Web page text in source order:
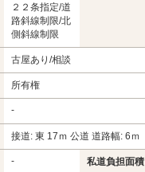
２２条指定/道
路斜線制限/北
側斜線制限
古屋あり/相談
所有権
-
接道: 東 17ｍ 公道 道路幅: 6ｍ
- 私道負担面積